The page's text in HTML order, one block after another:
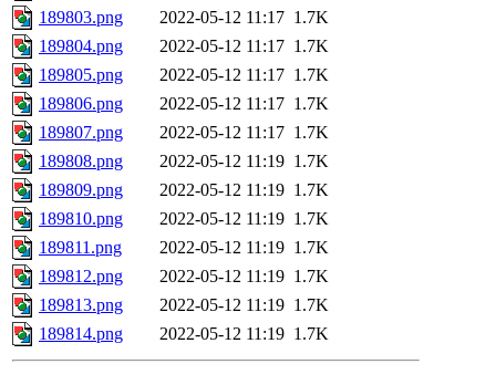
189803.png
2022-05-12 11:17 1.7K
189804.png
2022-05-12 11:17 1.7K
189805.png
2022-05-12 11:17 1.7K
189806.png
2022-05-12 11:17 1.7K
189807.png
2022-05-12 11:17 1.7K
189808.png
2022-05-12 11:19 1.7K
189809.png
2022-05-12 11:19 1.7K
189810.png
2022-05-12 11:19 1.7K
189811.png
2022-05-12 11:19 1.7K
189812.png
2022-05-12 11:19 1.7K
189813.png
2022-05-12 11:19 1.7K
189814.png
2022-05-12 11:19 1.7K